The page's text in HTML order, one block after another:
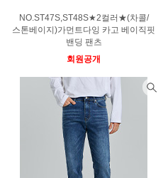
NO.ST47S,ST48S★2컬러★(차콜/
스톤베이지)가먼트다잉 카고 베이직핏
밴딩 팬츠
회원공개